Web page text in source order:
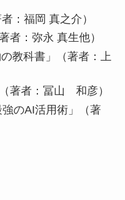
：福岡 真之介）
者：弥永 真生他）
教科書」（著者：上
著者：冨山 和彦）
強のAI活用術」（著